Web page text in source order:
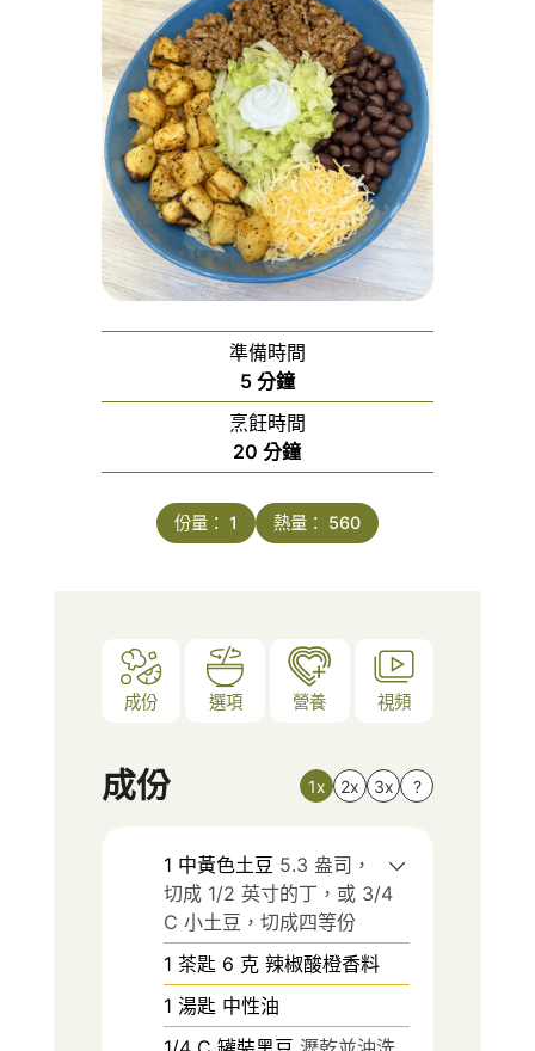
準備時間
5分
鐘
分鐘
烹飪時間
20 分
鐘
分鐘
份量： 1 熱量： 560
成份 選項 營養 視頻
成份 1x 2x 3x ?
1 中黃色土豆 5.3 盎司，
切成 1/2 英寸的丁，或 3/4
C 小土豆，切成四等份
1 茶匙 6 克 辣椒酸橙香料
1 湯匙 中性油